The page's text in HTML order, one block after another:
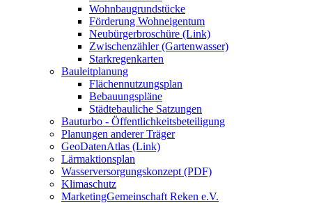
Wohnbaugrundstücke
Förderung Wohneigentum
Neubürgerbroschüre (Link)
Zwischenzähler (Gartenwasser)
Starkregenkarten
Bauleitplanung
Flächennutzungsplan
Bebauungspläne
Städtebauliche Satzungen
Bauturbo - Öffentlichkeitsbeteiligung
Planungen anderer Träger
GeoDatenAtlas (Link)
Lärmaktionsplan
Wasserversorgungskonzept (PDF)
Klimaschutz
MarketingGemeinschaft Reken e.V.